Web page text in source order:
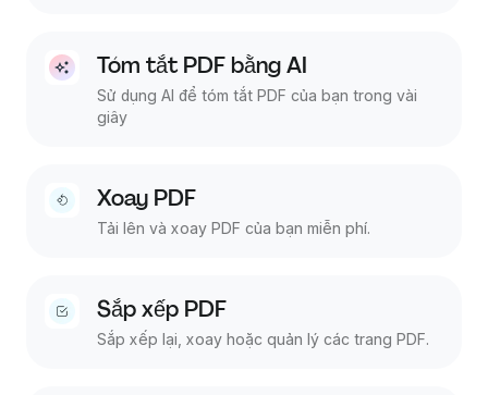
Tóm tắt PDF bằng AI
Sử dụng AI để tóm tắt PDF của bạn trong vài
giây
Xoay PDF
Tải lên và xoay PDF của bạn miễn phí.
Sắp xếp PDF
Sắp xếp lại, xoay hoặc quản lý các trang PDF.